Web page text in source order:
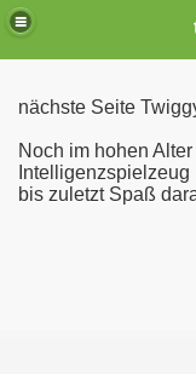
nächste Seite
Noch im hohen
bis zuletzt Spaß